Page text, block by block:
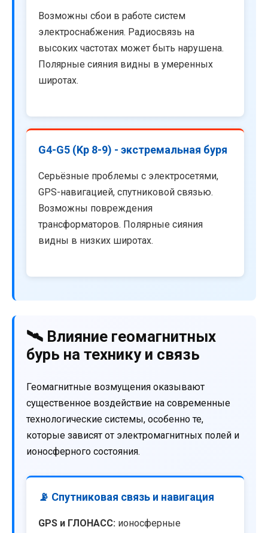
Возможны сбои в работе систем
электроснабжения. Радиосвязь на
высоких частотах может быть нарушена.
Полярные сияния видны в умеренных
широтах.
G4-G5 (Kp 8-9) - экстремальная буря
Серьёзные проблемы с электросетями,
GPS-навигацией, спутниковой связью.
Возможны повреждения
трансформаторов. Полярные сияния
видны в низких широтах.
🛰️ Влияние геомагнитных
бурь на технику и связь
Геомагнитные возмущения оказывают
существенное воздействие на современные
технологические системы, особенно те,
которые зависят от электромагнитных полей и
ионосферного состояния.
📡 Спутниковая связь и навигация
GPS и ГЛОНАСС: ионосферные